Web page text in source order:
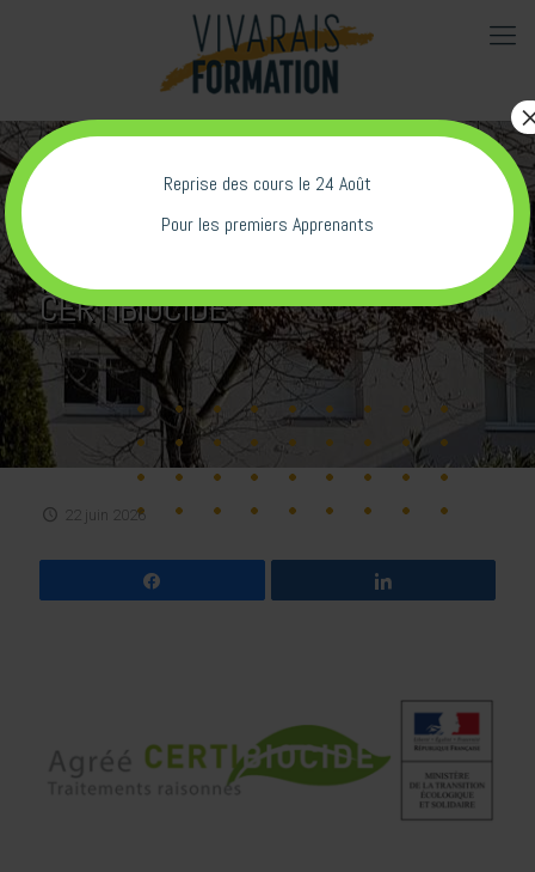
Prochaines sessions
CERTIBIOCIDE
22 juin 2026
Reprise des cours le 24 Août
Pour les premiers Apprenants